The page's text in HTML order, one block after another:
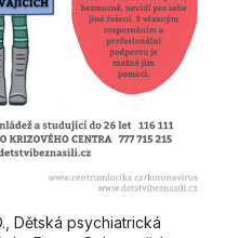
Dětská psychiatrická